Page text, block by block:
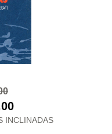
INCLINADAS